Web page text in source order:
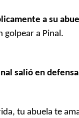
a su
golpear a Pinal.
salió en
tu abuela te